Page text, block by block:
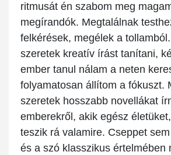
ritmusát én szabom meg
megírandók. Megtalálnak
felkérések, megélek a
szeretek kreatív írást tanítani,
ember tanul nálam a neten
folyamatosan állítom a fókuszt.
szeretek hosszabb novellákat
emberekről, akik egész
teszik rá valamire. Cseppet
és a szó klasszikus értelmében